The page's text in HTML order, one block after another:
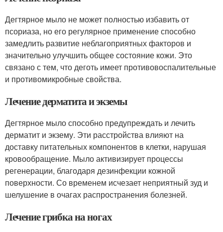
Дегтярное мыло не может полностью избавить от
псориаза, но его регулярное применение способно
замедлить развитие неблагоприятных факторов и
значительно улучшить общее состояние кожи. Это
связано с тем, что деготь имеет противовоспалительные
и противомикробные свойства.
Лечение дерматита и экземы
Дегтярное мыло способно предупреждать и лечить
дерматит и экзему. Эти расстройства влияют на
доставку питательных компонентов в клетки, нарушая
кровообращение. Мыло активизирует процессы
регенерации, благодаря дезинфекции кожной
поверхности. Со временем исчезает неприятный зуд и
шелушение в очагах распространения болезней.
Лечение грибка на ногах